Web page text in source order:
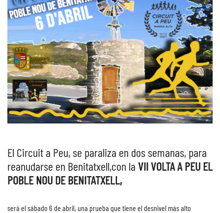
El Circuit a Peu, se paraliza en dos semanas, para
reanudarse en Benitatxell,con la VII VOLTA A PEU EL
POBLE NOU DE BENITATXELL,
será el sábado 6 de abril, una prueba que tiene el desnivel más alto